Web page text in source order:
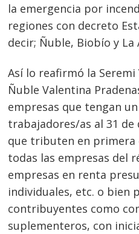
la emergencia por
regiones con decreto
decir; Ñuble, Biobío y La
Así lo reafirmó la
Ñuble Valentina
empresas que tengan
trabajadores/as al 31 de
que tributen en primera
todas las empresas del
empresas en renta
individuales, etc. o bien
contribuyentes como
suplementeros, con